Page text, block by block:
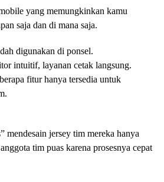
yang memungkinkan kamu
saja dan di mana saja.
digunakan di ponsel.
intuitif, layanan cetak langsung.
fitur hanya tersedia untuk
mendesain jersey tim mereka hanya
tim puas karena prosesnya cepat